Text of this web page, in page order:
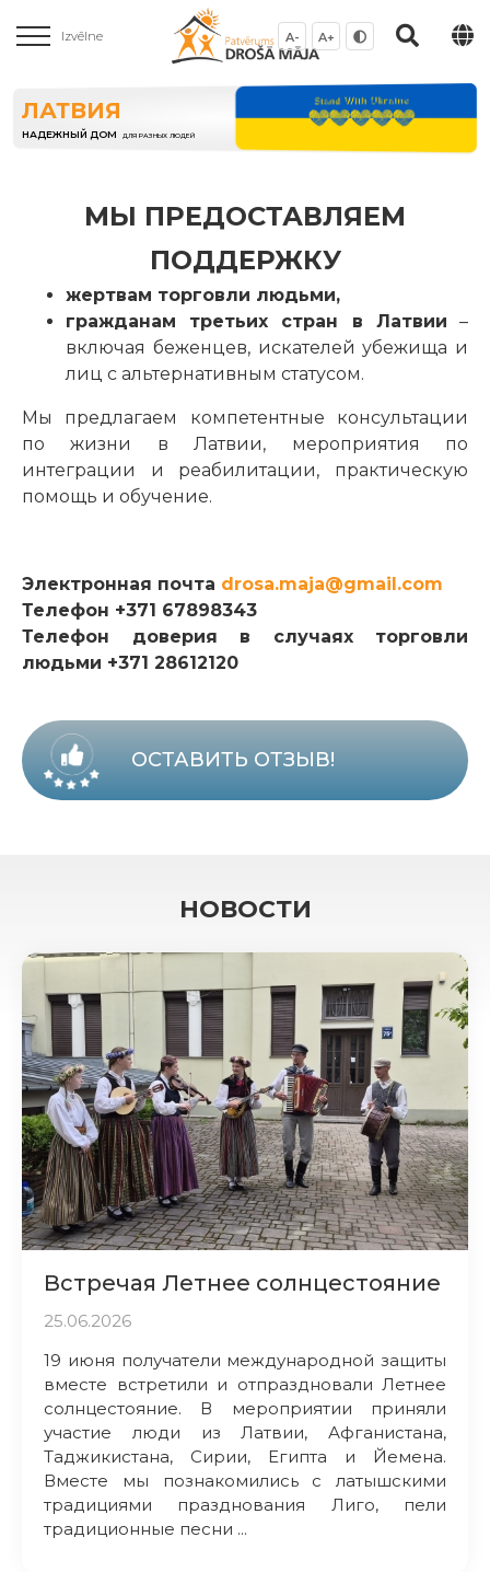
Izvēlne A- A+
ЛАТВИЯ
НАДЕЖНЫЙ ДОМ ДЛЯ РАЗНЫХ ЛЮДЕЙ
МЫ ПРЕДОСТАВЛЯЕМ
ПОДДЕРЖКУ
жертвам торговли людьми,
гражданам третьих стран в Латвии –
включая беженцев, искателей убежища и
лиц с альтернативным статусом.
Мы предлагаем компетентные консультации
по жизни в Латвии, мероприятия по
интеграции и реабилитации, практическую
помощь и обучение.
Электронная почта drosa.maja@gmail.com
Телефон +371 67898343
Телефон доверия в случаях торговли
людьми +371 28612120
ОСТАВИТЬ ОТЗЫВ!
НОВОСТИ
Встречая Летнее солнцестояние
25.06.2026
19 июня получатели международной защиты
вместе встретили и отпраздновали Летнее
солнцестояние. В мероприятии приняли
участие люди из Латвии, Афганистана,
Таджикистана, Сирии, Египта и Йемена.
Вместе мы познакомились с латышскими
традициями празднования Лиго, пели
традиционные песни ...